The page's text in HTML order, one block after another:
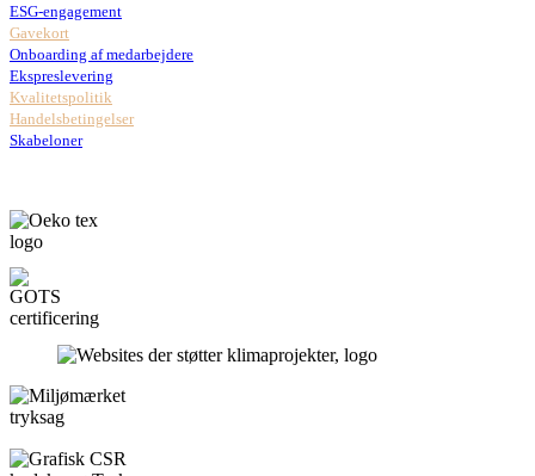
ESG-engagement
Gavekort
Onboarding af medarbejdere
Ekspreslevering
Kvalitetspolitik
Handelsbetingelser
Skabeloner